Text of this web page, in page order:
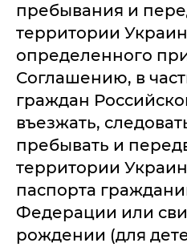
пребывания и
территории
определенного
Соглашению, в
граждан
въезжать,
пребывать и
территории
паспорта
Федерации или
рождении (для